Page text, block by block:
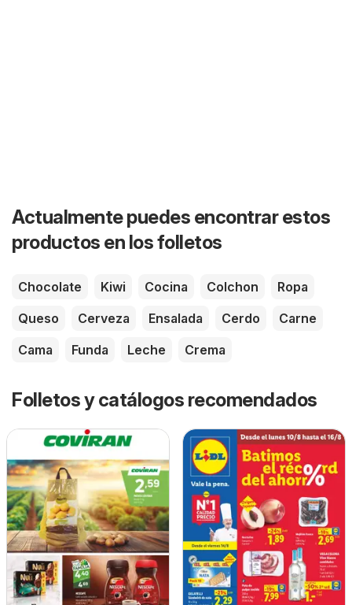
Actualmente puedes encontrar estos
productos en los folletos
Chocolate Kiwi Cocina Colchon
Ropa
Queso
Cerveza Ensalada Cerdo
Carne
Cama
Funda Leche Crema
Folletos y catálogos recomendados